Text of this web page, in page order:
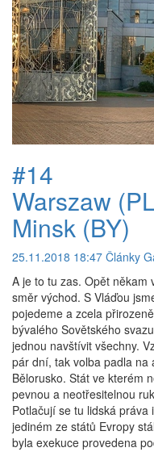
#14
Warszaw
Minsk (BY)
25.11.2018 18:47 Články
A je to tu zas. Opět někam
směr východ. S Vláďou
pojedeme a zcela
bývalého Sovětského
jednou navštívit všechny.
pár dní, tak volba padla na
Bělorusko. Stát ve kterém
pevnou a neotřesitelnou
Potlačují se tu lidská
jediném ze států Evropy
byla exekuce provedena